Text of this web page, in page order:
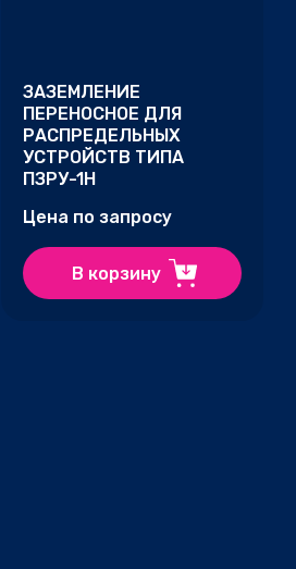
ЗАЗЕМЛЕНИЕ
ПЕРЕНОСНОЕ ДЛЯ
РАСПРЕДЕЛЬНЫХ
УСТРОЙСТВ ТИПА
ПЗРУ-1Н
Цена по запросу
В корзину